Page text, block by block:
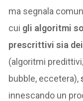
ma segnala
cui gli algoritmi
prescrittivi sia
(algoritmi
bubble, eccetera),
innescando un